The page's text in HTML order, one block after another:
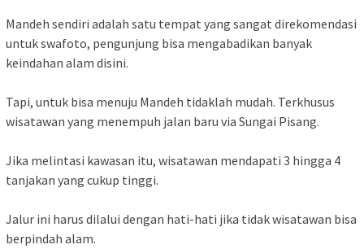
Mandeh sendiri adalah satu tempat yang sangat direkomendasi
untuk swafoto, pengunjung bisa mengabadikan banyak
keindahan alam disini.
Tapi, untuk bisa menuju Mandeh tidaklah mudah. Terkhusus
wisatawan yang menempuh jalan baru via Sungai Pisang.
Jika melintasi kawasan itu, wisatawan mendapati 3 hingga 4
tanjakan yang cukup tinggi.
Jalur ini harus dilalui dengan hati-hati jika tidak wisatawan bisa
berpindah alam.